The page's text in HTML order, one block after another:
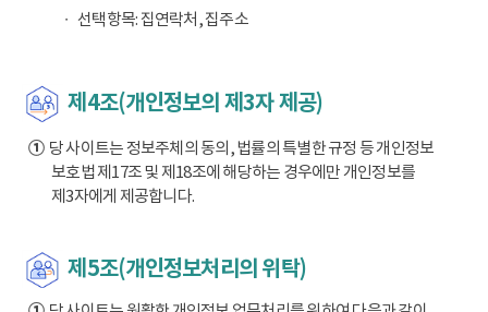
선택항목: 집연락처, 집주소
제4조(개인정보의 제3자 제공)
①당 사이트는 정보주체의 동의, 법률의 특별한 규정 등 개인정보
보호법 제17조 및 제18조에 해당하는 경우에만 개인정보를
제3자에게 제공합니다.
제5조(개인정보처리의 위탁)